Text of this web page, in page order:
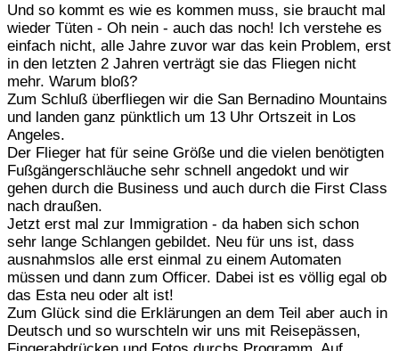
Und so kommt es wie es kommen muss, sie braucht mal
wieder Tüten - Oh nein - auch das noch! Ich verstehe es
einfach nicht, alle Jahre zuvor war das kein Problem, erst
in den letzten 2 Jahren verträgt sie das Fliegen nicht
mehr. Warum bloß?
Zum Schluß überfliegen wir die San Bernadino Mountains
und landen ganz pünktlich um 13 Uhr Ortszeit in Los
Angeles.
Der Flieger hat für seine Größe und die vielen benötigten
Fußgängerschläuche sehr schnell angedokt und wir
gehen durch die Business und auch durch die First Class
nach draußen.
Jetzt erst mal zur Immigration - da haben sich schon
sehr lange Schlangen gebildet. Neu für uns ist, dass
ausnahmslos alle erst einmal zu einem Automaten
müssen und dann zum Officer. Dabei ist es völlig egal ob
das Esta neu oder alt ist!
Zum Glück sind die Erklärungen an dem Teil aber auch in
Deutsch und so wurschteln wir uns mit Reisepässen,